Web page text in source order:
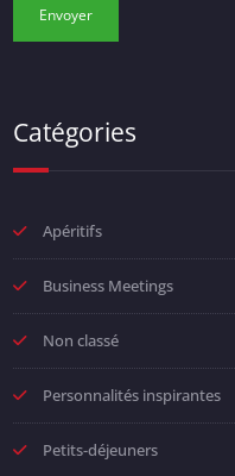
Catégories
Apéritifs
Business Meetings
Non classé
Personnalités inspirantes
Petits-déjeuners